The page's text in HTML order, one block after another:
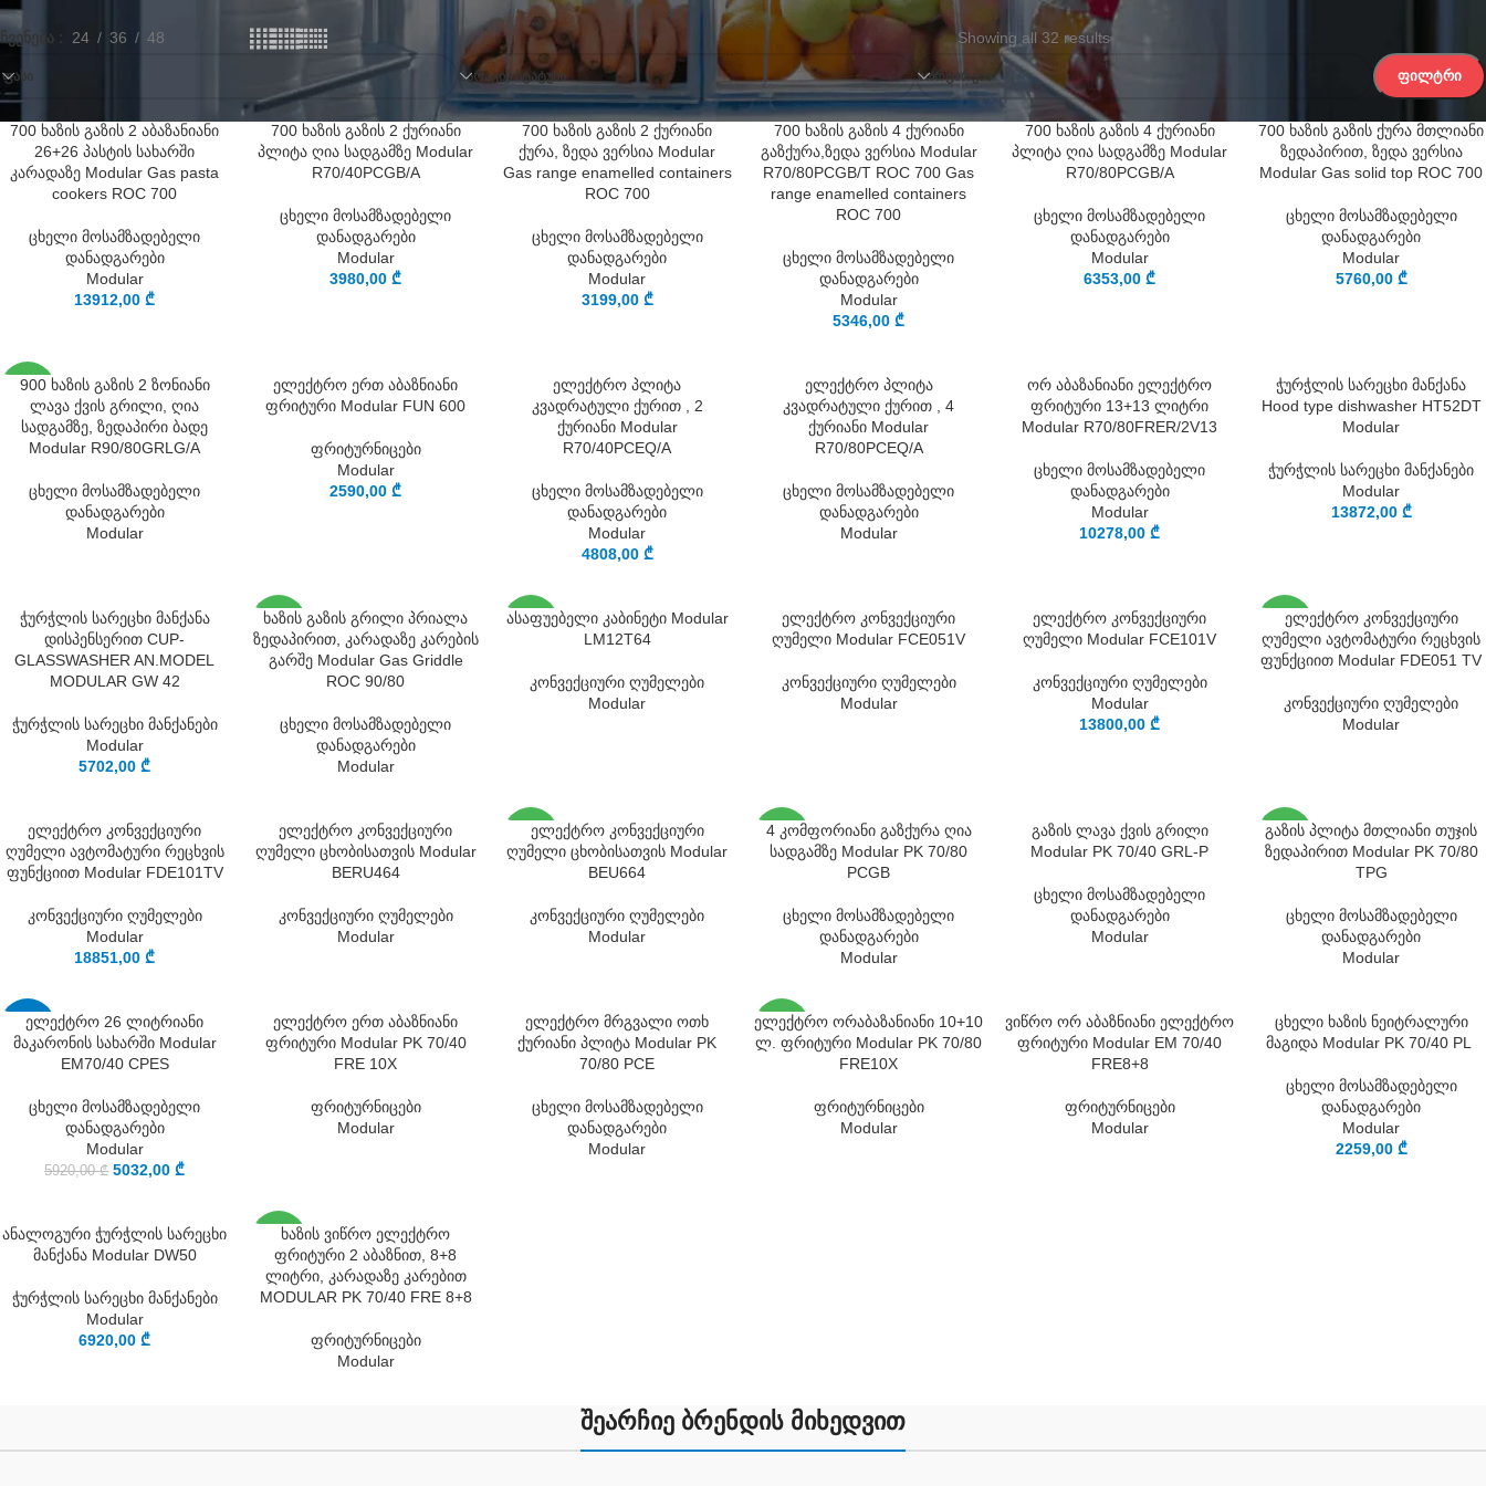
ჩვენება 24 36 48 Showing all 32 results
ᲤᲐᲡᲘ ᲛᲐᲠᲐᲒᲘᲡ ᲡᲢᲐᲢᲣᲡᲘ ᲡᲝᲠᲢᲘᲠᲔᲑᲐ ᲤᲘᲚᲢᲠᲘ
700 ხაზის გაზის 2 აბაზანიანი
26+26 პასტის სახარში
კარადაზე Modular Gas pasta
cookers ROC 700
ცხელი მოსამზადებელი
დანადგარები
Modular
13912,00₾
700 ხაზის გაზის 2 ქურიანი
პლიტა ღია სადგამზე Modular
R70/40PCGB/A
ცხელი მოსამზადებელი
დანადგარები
Modular
3980,00₾
700 ხაზის გაზის 2 ქურიანი
ქურა, ზედა ვერსია Modular
Gas range enamelled containers
ROC 700
ცხელი მოსამზადებელი
დანადგარები
Modular
3199,00 ₾
700 ხაზის გაზის 4 ქურიანი
გაზქურა,ზედა ვერსია Modular
R70/80PCGB/T ROC 700 Gas
range enamelled containers
ROC 700
ცხელი მოსამზადებელი
დანადგარები
Modular
5346,00₾
700 ხაზის გაზის 4 ქურიანი
პლიტა ღია სადგამზე Modular
R70/80PCGB/A
ცხელი მოსამზადებელი
დანადგარები
Modular
6353,00₾
700 ხაზის გაზის ქურა მთლიანი
ზედაპირით, ზედა ვერსია
Modular Gas solid top ROC 700
ცხელი მოსამზადებელი
დანადგარები
Modular
5760,00 ₾
SOLD
900 ხაზის გაზის 2 ზონიანი
ლავა ქვის გრილი, ღია
სადგამზე, ზედაპირი ბადე
Modular R90/80GRLG/A
ცხელი მოსამზადებელი
დანადგარები
Modular
ელექტრო ერთ აბაზნიანი
ფრიტური Modular FUN 600
ფრიტურნიცები
Modular
2590,00₾
ელექტრო პლიტა
კვადრატული ქურით , 2
ქურიანი Modular
R70/40PCEQ/A
ცხელი მოსამზადებელი
დანადგარები
Modular
4808,00 ₾
ელექტრო პლიტა
კვადრატული ქურით , 4
ქურიანი Modular
R70/80PCEQ/A
ცხელი მოსამზადებელი
დანადგარები
Modular
ორ აბაზანიანი ელექტრო
ფრიტური 13+13 ლიტრი
Modular R70/80FRER/2V13
ცხელი მოსამზადებელი
დანადგარები
Modular
10278,00₾
ჭურჭლის სარეცხი მანქანა
Hood type dishwasher HT52DT
Modular
ჭურჭლის სარეცხი მანქანები
Modular
13872,00 ₾
ჭურჭლის სარეცხი მანქანა
დისპენსერით CUP-
GLASSWASHER AN.MODEL
MODULAR GW 42
ჭურჭლის სარეცხი მანქანები
Modular
5702,00₾
SOLD
OUT
ხაზის გაზის გრილი პრიალა
ზედაპირით, კარადაზე კარების
გარშე Modular Gas Griddle
ROC 90/80
ცხელი მოსამზადებელი
დანადგარები
Modular
SOLD
OUT
ასაფუებელი კაბინეტი Modular
LM12T64
კონვექციური ღუმელები
Modular
ელექტრო კონვექციური
ღუმელი Modular FCE051V
კონვექციური ღუმელები
Modular
ელექტრო კონვექციური
ღუმელი Modular FCE101V
კონვექციური ღუმელები
Modular
13800,00₾
SOLD
OUT
ელექტრო კონვექციური
ღუმელი ავტომატური რეცხვის
ფუნქციით Modular FDE051 TV
კონვექციური ღუმელები
Modular
ელექტრო კონვექციური
ღუმელი ავტომატური რეცხვის
ფუნქციით Modular FDE101TV
კონვექციური ღუმელები
Modular
18851,00₾
ელექტრო კონვექციური
ღუმელი ცხობისათვის Modular
BERU464
კონვექციური ღუმელები
Modular
SOLD
OUT
ელექტრო კონვექციური
ღუმელი ცხობისათვის Modular
BEU664
კონვექციური ღუმელები
Modular
SOLD
OUT
4 კომფორიანი გაზქურა ღია
სადგამზე Modular PK 70/80
PCGB
ცხელი მოსამზადებელი
დანადგარები
Modular
გაზის ლავა ქვის გრილი
Modular PK 70/40 GRL-P
ცხელი მოსამზადებელი
დანადგარები
Modular
SOLD
OUT
გაზის პლიტა მთლიანი თუჯის
ზედაპირით Modular PK 70/80
TPG
ცხელი მოსამზადებელი
დანადგარები
Modular
-15%
ელექტრო 26 ლიტრიანი
მაკარონის სახარში Modular
EM70/40 CPES
ცხელი მოსამზადებელი
დანადგარები
Modular
5920,00₾ 5032,00₾
ელექტრო ერთ აბაზნიანი
ფრიტური Modular PK 70/40
FRE 10X
ფრიტურნიცები
Modular
ელექტრო მრგვალი ოთხ
ქურიანი პლიტა Modular PK
70/80 PCE
ცხელი მოსამზადებელი
დანადგარები
Modular
SOLD
OUT
ელექტრო ორაბაზანიანი 10+10
ლ. ფრიტური Modular PK 70/80
FRE10X
ფრიტურნიცები
Modular
ვიწრო ორ აბაზნიანი ელექტრო
ფრიტური Modular EM 70/40
FRE8+8
ფრიტურნიცები
Modular
ცხელი ხაზის ნეიტრალური
მაგიდა Modular PK 70/40 PL
ცხელი მოსამზადებელი
დანადგარები
Modular
2259,00 ₾
ანალოგური ჭურჭლის სარეცხი
მანქანა Modular DW50
ჭურჭლის სარეცხი მანქანები
Modular
6920,00₾
SOLD
OUT
ხაზის ვიწრო ელექტრო
ფრიტური 2 აბაზნით, 8+8
ლიტრი, კარადაზე კარებით
MODULAR PK 70/40 FRE 8+8
ფრიტურნიცები
Modular
შეარჩიე ბრენდის მიხედვით